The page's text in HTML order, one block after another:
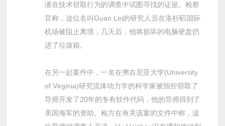
潜在技术窃取行为的调查中试图寻找的证据。检察
官称，这位名叫Guan Lei的研究人员在洛杉矶国际
机场被阻止离境，几天后，他将损坏的电脑硬盘扔
进了垃圾箱。
在另一起案件中，一名在弗吉尼亚大学(University
of Virginia)研究流体动力学的科学家被指控窃取了
导师开发了20年的专有软件代码，他的导师得到了
美国海军的资助。检方在有关该案的文件中称，这